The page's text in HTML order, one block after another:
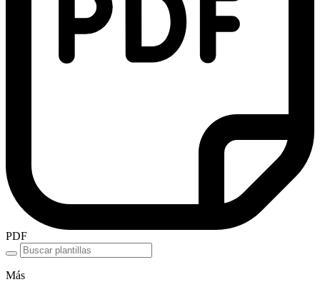
PDF
Más